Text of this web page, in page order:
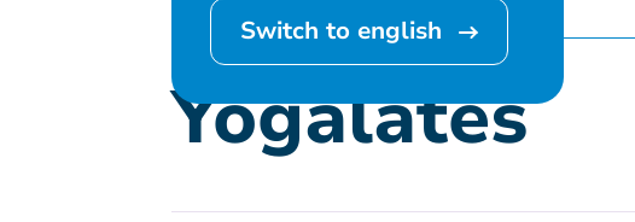
Switch to english
Yogalates